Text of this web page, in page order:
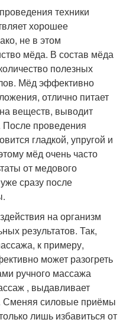
техники
хорошее
не в этом
мёда. В состав мёда
полезных
Мёд эффективно
отлично питает
веществ, выводит
После проведения
гладкой, упругой и
мёд очень часто
от медового
сразу после
на организм
результатов. Так,
к примеру,
может разогреть
ручного массажа
, выдавливает
Сменяя силовые приёмы
лишь избавиться от